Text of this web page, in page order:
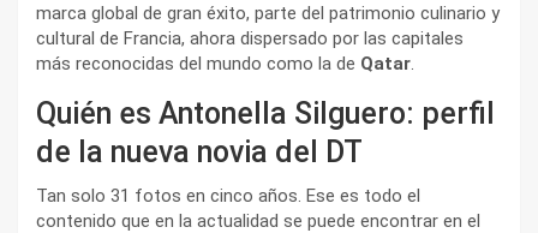
marca global de gran éxito, parte del patrimonio culinario y
cultural de Francia, ahora dispersado por las capitales
más reconocidas del mundo como la de Qatar.
Quién es Antonella Silguero: perfil
de la nueva novia del DT
Tan solo 31 fotos en cinco años. Ese es todo el
contenido que en la actualidad se puede encontrar en el